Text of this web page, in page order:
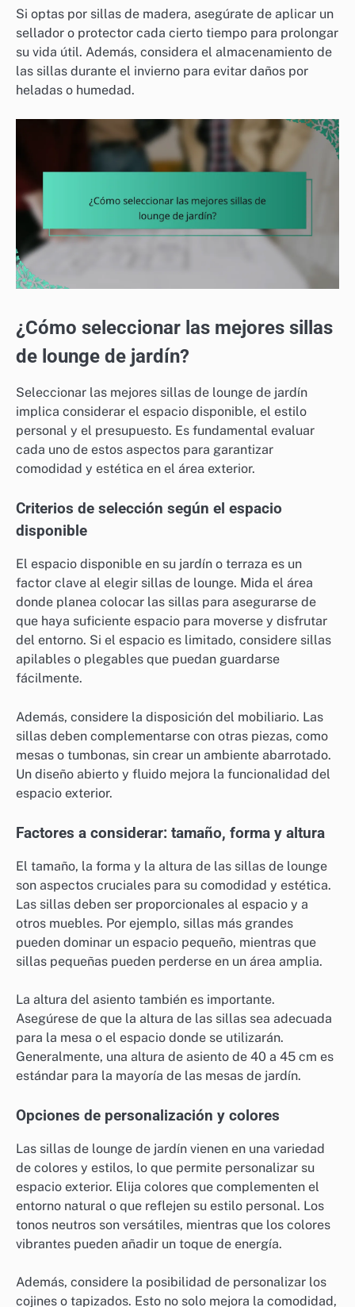
Si optas por sillas de madera, asegúrate de aplicar un
sellador o protector cada cierto tiempo para prolongar
su vida útil. Además, considera el almacenamiento de
las sillas durante el invierno para evitar daños por
heladas o humedad.
¿Cómo seleccionar las mejores sillas
de lounge de jardín?
Seleccionar las mejores sillas de lounge de jardín
implica considerar el espacio disponible, el estilo
personal y el presupuesto. Es fundamental evaluar
cada uno de estos aspectos para garantizar
comodidad y estética en el área exterior.
Criterios de selección según el espacio
disponible
El espacio disponible en su jardín o terraza es un
factor clave al elegir sillas de lounge. Mida el área
donde planea colocar las sillas para asegurarse de
que haya suficiente espacio para moverse y disfrutar
del entorno. Si el espacio es limitado, considere sillas
apilables o plegables que puedan guardarse
fácilmente.
Además, considere la disposición del mobiliario. Las
sillas deben complementarse con otras piezas, como
mesas o tumbonas, sin crear un ambiente abarrotado.
Un diseño abierto y fluido mejora la funcionalidad del
espacio exterior.
Factores a considerar: tamaño, forma y altura
El tamaño, la forma y la altura de las sillas de lounge
son aspectos cruciales para su comodidad y estética.
Las sillas deben ser proporcionales al espacio y a
otros muebles. Por ejemplo, sillas más grandes
pueden dominar un espacio pequeño, mientras que
sillas pequeñas pueden perderse en un área amplia.
La altura del asiento también es importante.
Asegúrese de que la altura de las sillas sea adecuada
para la mesa o el espacio donde se utilizarán.
Generalmente, una altura de asiento de 40 a 45 cm es
estándar para la mayoría de las mesas de jardín.
Opciones de personalización y colores
Las sillas de lounge de jardín vienen en una variedad
de colores y estilos, lo que permite personalizar su
espacio exterior. Elija colores que complementen el
entorno natural o que reflejen su estilo personal. Los
tonos neutros son versátiles, mientras que los colores
vibrantes pueden añadir un toque de energía.
Además, considere la posibilidad de personalizar los
cojines o tapizados. Esto no solo mejora la comodidad,